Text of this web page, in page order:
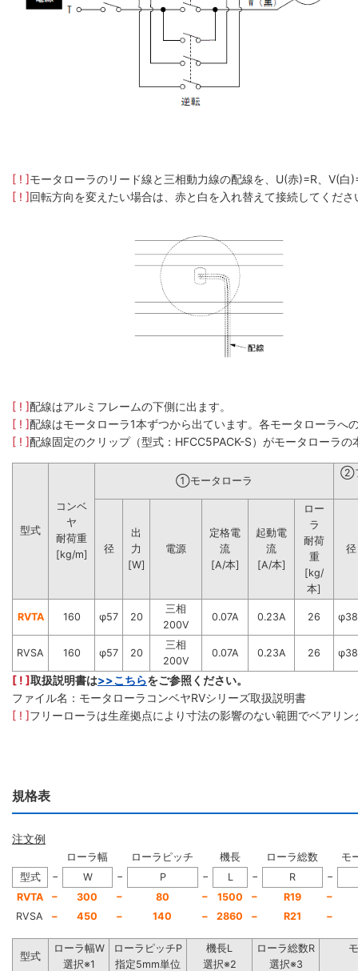
[ ! ]モータローラのリード線と三相動力線の配線を、U(赤)=R、V(
[ ! ]回転方向を変えたい場合は、赤と白を入れ替えて接続してくださ
[ ! ]配線はアルミフレームの下側に出ます。
[ ! ]配線はモータローラ1本ずつから出ています。各モータローラへ
[ ! ]配線固定のクリップ（型式：HFCC5PACK-S）がモータローラ
型式
コンベ
ヤ
耐荷重
[kg/m]
①モータローラ
②
径
出
力
[W]
電源
定格電
流
[A/本]
起動電
流
[A/本]
ロー
ラ
耐荷
重
[kg/
本]
径
RVTA 160 φ57 20
三相
200V
0.07A 0.23A 26
RVSA 160 φ57 20
三相
200V
0.07A 0.23A 26
[ ! ]取扱説明書は>>こちらをご参照ください。
ファイル名：モータローラコンベヤRVシリーズ取扱説明書
[ ! ]フリーローラは生産拠点により寸法の影響のない範囲でベアリ
規格表
注文例
ローラ幅 ローラピッチ 機長 ローラ総数
モ
型式
− W − P − L − R
−
RVTA
− 300 − 80 − 1500 − R19
−
RVSA
− 450 − 140 − 2860 − R21 −
型式
ローラ幅W
選択※1
ローラピッチP
指定5mm単位
機長L
選択※2
ローラ総数R
選択※3